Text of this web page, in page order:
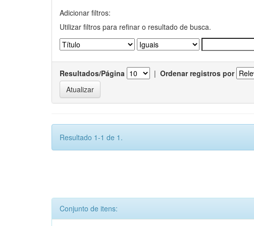
Adicionar filtros:
Utilizar filtros para refinar o resultado de busca.
Resultados/Página | Ordenar registros por
Resultado 1-1 de 1.
Conjunto de itens: